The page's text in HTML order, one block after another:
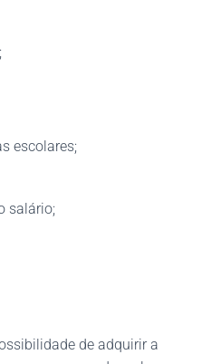
escolares;
salário;
de adquirir a